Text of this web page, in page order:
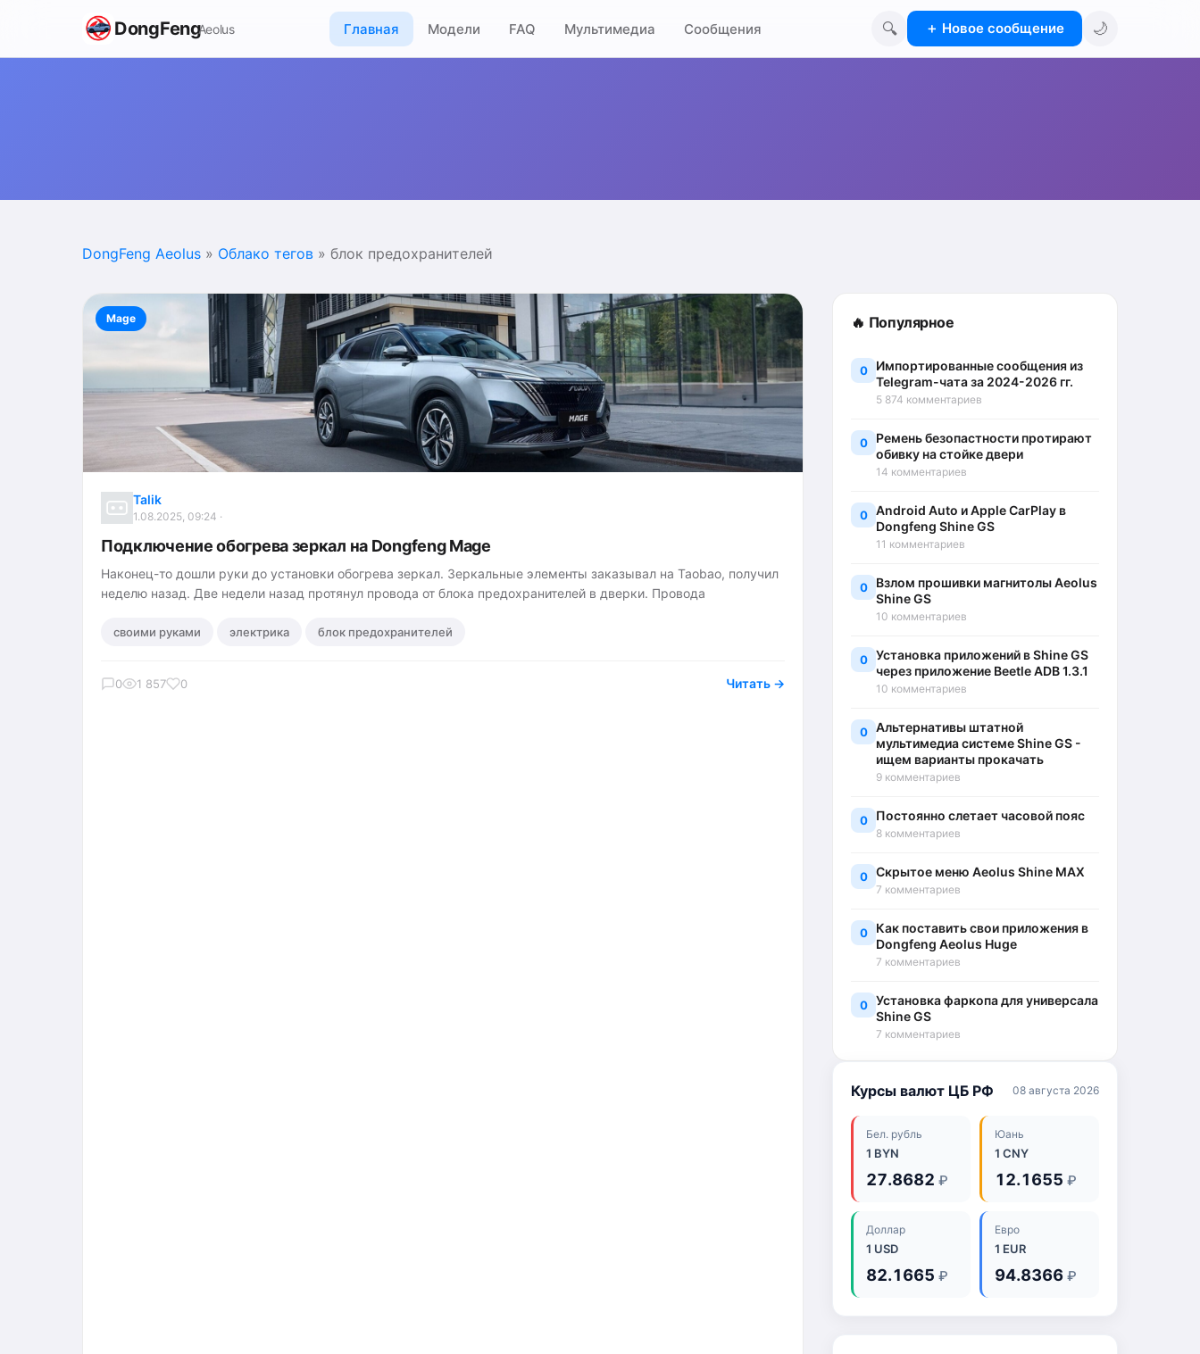
DongFengAeolus Главная Модели FAQ Мультимедиа Сообщения 🔍 ＋ Новое сообщение 🌙
DongFeng Aeolus » Облако тегов » блок предохранителей
Mage
Talik
1.08.2025, 09:24 ·
Подключение обогрева зеркал на Dongfeng Mage
Наконец-то дошли руки до установки обогрева зеркал. Зеркальные элементы заказывал на Taobao, получил
неделю назад. Две недели назад протянул провода от блока предохранителей в дверки. Провода
своими руками электрика блок предохранителей
0 1 857 0 Читать →
🔥 Популярное
0
Импортированные сообщения из
Telegram-чата за 2024-2026 гг.
5 874 комментариев
0
Ремень безопастности протирают
обивку на стойке двери
14 комментариев
0 Android Auto и Apple CarPlay в
Dongfeng Shine GS
11 комментариев
0
Взлом прошивки магнитолы Aeolus
Shine GS
10 комментариев
0 Установка приложений в Shine GS
через приложение Beetle ADB 1.3.1
10 комментариев
0 Альтернативы штатной
мультимедиа системе Shine GS -
ищем варианты прокачать
9 комментариев
0 Постоянно слетает часовой пояс
8 комментариев
0 Скрытое меню Aeolus Shine MAX
7 комментариев
0
Как поставить свои приложения в
Dongfeng Aeolus Huge
7 комментариев
0 Установка фаркопа для универсала
Shine GS
7 комментариев
Курсы валют ЦБ РФ 08 августа 2026
Бел. рубль
1 BYN
27.8682 ₽
Юань
1 CNY
12.1655 ₽
Доллар
1 USD
82.1665 ₽
Евро
1 EUR
94.8366 ₽